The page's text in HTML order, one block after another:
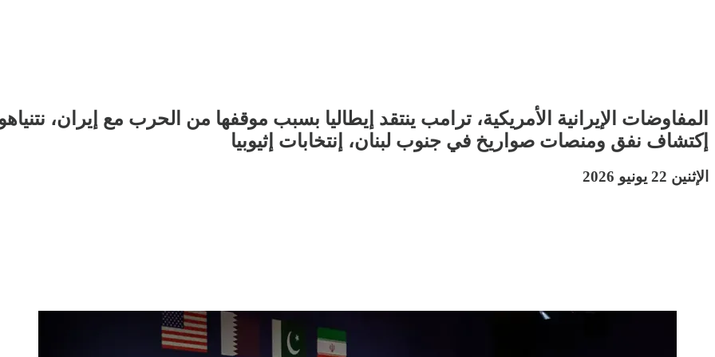
المفاوضات الإيرانية الأمريكية، ترامب ينتقد إيطاليا بسبب موقفها من الحرب مع إيران،
إكتشاف نفق ومنصات صواريخ في جنوب لبنان، إنتخابات إثيوبيا
الإثنين 22 يونيو 2026